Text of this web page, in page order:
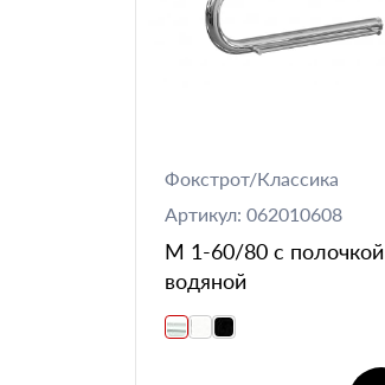
Фокстрот/Классика
Артикул: 062010608
М 1-60/80 с полочкой
водяной